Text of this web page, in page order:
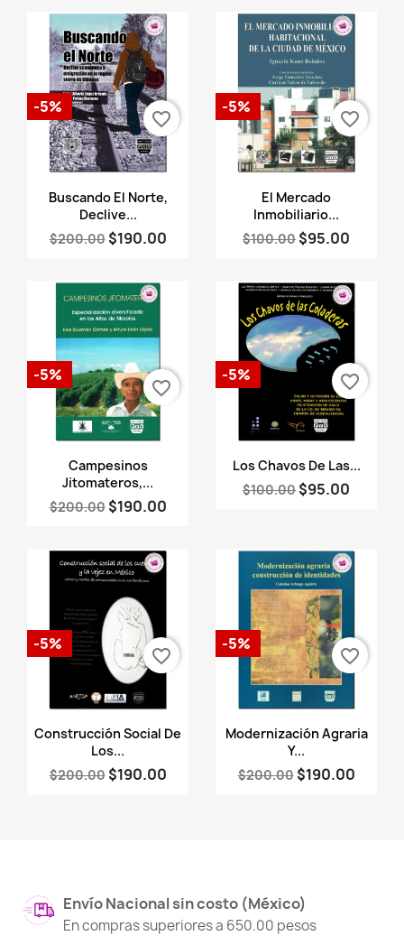
Vista rápida
Buscando El Norte,
Declive...
$200.00 $190.00
-5%
favorite_border
Vista rápida
El Mercado
Inmobiliario...
$100.00 $95.00
-5%
favorite_border
Vista rápida
Campesinos
Jitomateros,...
$200.00 $190.00
-5%
favorite_border
Vista rápida
Los Chavos De Las...
$100.00 $95.00
-5% favorite_border
Vista rápida
Construcción Social De
Los...
$200.00 $190.00
-5%
favorite_border
Vista rápida
Modernización Agraria
Y...
$200.00 $190.00
-5%
favorite_border
Envío Nacional sin costo (México)
En compras superiores a 650.00 pesos